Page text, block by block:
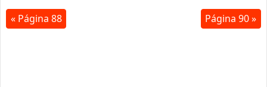
« Página 88 Página 90 »